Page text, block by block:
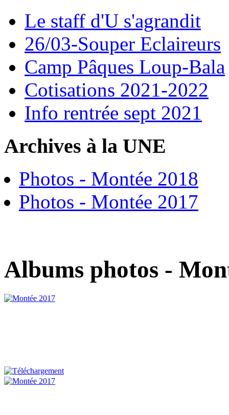
Le staff d'U s'agrandit
26/03-Souper Eclaireurs
Camp Pâques Loup-Bala
Cotisations 2021-2022
Info rentrée sept 2021
Archives à la UNE
Photos - Montée 2018
Photos - Montée 2017
Albums photos -